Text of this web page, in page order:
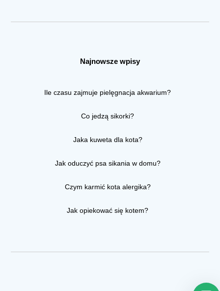
Najnowsze wpisy
Ile czasu zajmuje pielęgnacja akwarium?
Co jedzą sikorki?
Jaka kuweta dla kota?
Jak oduczyć psa sikania w domu?
Czym karmić kota alergika?
Jak opiekować się kotem?